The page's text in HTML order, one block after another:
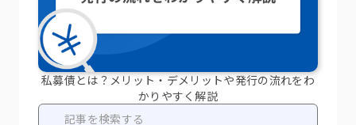
私募債とは？メリット・デメリットや発行の流れをわ
かりやすく解説